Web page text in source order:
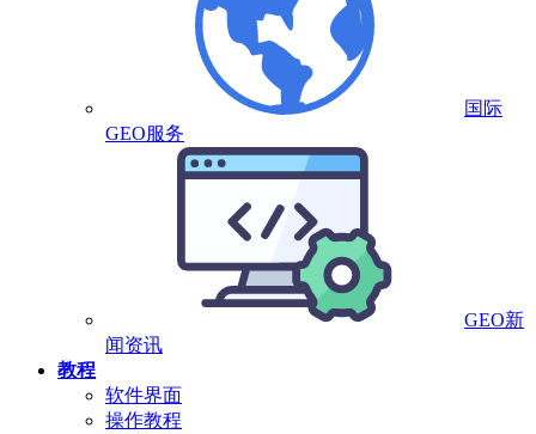
国际
GEO服务
GEO新
闻资讯
教程
软件界面
操作教程